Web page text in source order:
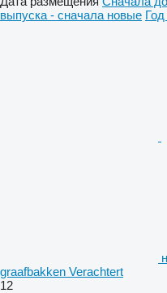
выпуска - сначала новые
graafbakken Verachtert
12